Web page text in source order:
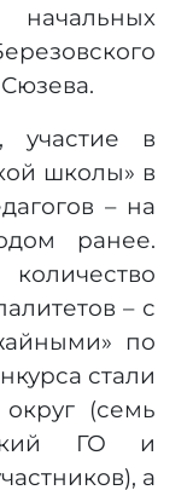
начальных
участие в
школы» в
– на
ранее.
– с
по
стали
(семь
ГО и
а